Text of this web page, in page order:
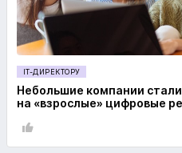
IT-ДИРЕКТОРУ
Небольшие компании
на «взрослые» цифровые